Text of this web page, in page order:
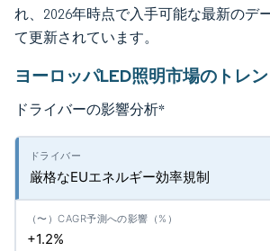
れ、2026年時点で入手可能な最新のデ
て更新されています。
ヨーロッパLED照明市場のトレ
ドライバーの影響分析*
厳格なEUエネルギー効率規制
+1.2%